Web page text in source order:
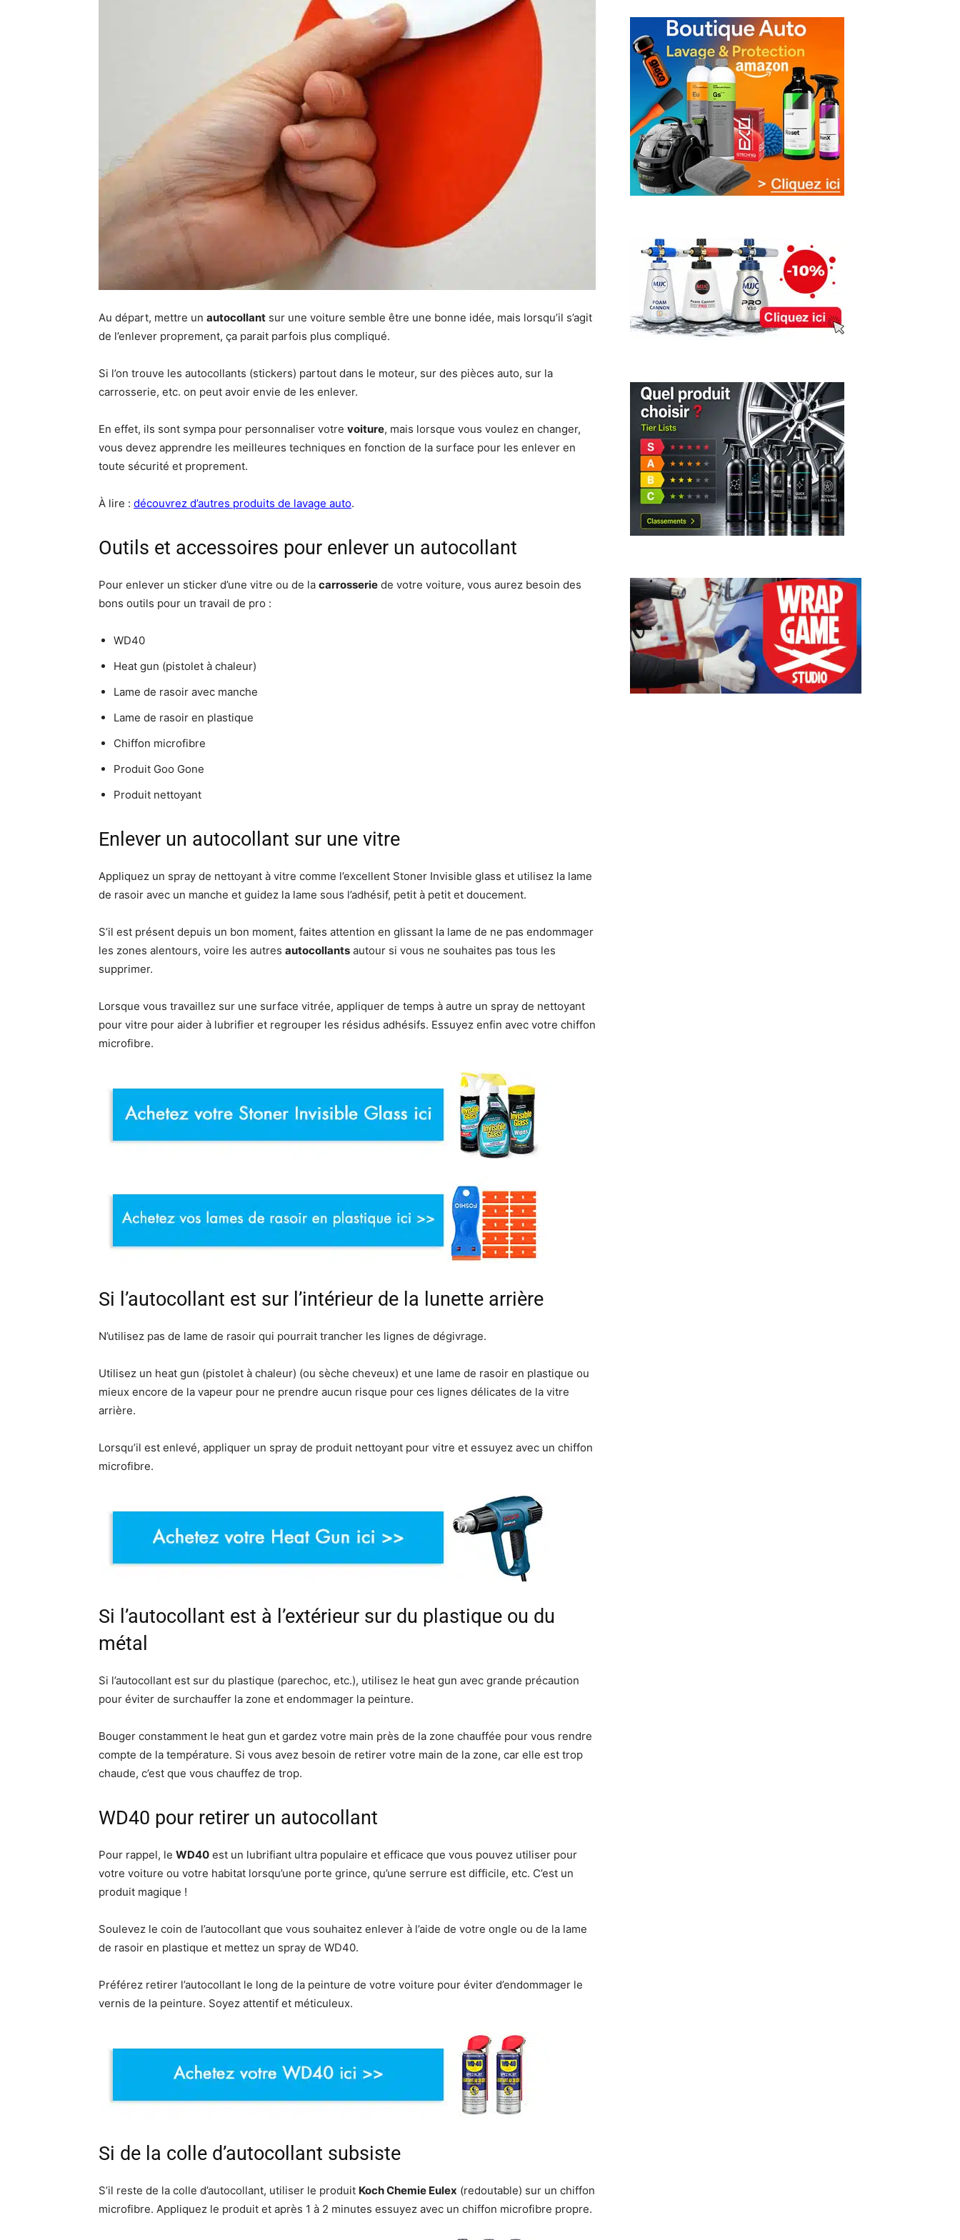
Au départ, mettre un autocollant sur une voiture semble être une bonne idée, mais lorsqu’il s’agit
de l’enlever proprement, ça parait parfois plus compliqué.
Si l’on trouve les autocollants (stickers) partout dans le moteur, sur des pièces auto, sur la
carrosserie, etc. on peut avoir envie de les enlever.
En effet, ils sont sympa pour personnaliser votre voiture, mais lorsque vous voulez en changer,
vous devez apprendre les meilleures techniques en fonction de la surface pour les enlever en
toute sécurité et proprement.
À lire : découvrez d’autres produits de lavage auto.
Outils et accessoires pour enlever un autocollant
Pour enlever un sticker d’une vitre ou de la carrosserie de votre voiture, vous aurez besoin des
bons outils pour un travail de pro :
WD40
Heat gun (pistolet à chaleur)
Lame de rasoir avec manche
Lame de rasoir en plastique
Chiffon microfibre
Produit Goo Gone
Produit nettoyant
Enlever un autocollant sur une vitre
Appliquez un spray de nettoyant à vitre comme l’excellent Stoner Invisible glass et utilisez la lame
de rasoir avec un manche et guidez la lame sous l’adhésif, petit à petit et doucement.
S’il est présent depuis un bon moment, faites attention en glissant la lame de ne pas endommager
les zones alentours, voire les autres autocollants autour si vous ne souhaites pas tous les
supprimer.
Lorsque vous travaillez sur une surface vitrée, appliquer de temps à autre un spray de nettoyant
pour vitre pour aider à lubrifier et regrouper les résidus adhésifs. Essuyez enfin avec votre chiffon
microfibre.
Si l’autocollant est sur l’intérieur de la lunette arrière
N’utilisez pas de lame de rasoir qui pourrait trancher les lignes de dégivrage.
Utilisez un heat gun (pistolet à chaleur) (ou sèche cheveux) et une lame de rasoir en plastique ou
mieux encore de la vapeur pour ne prendre aucun risque pour ces lignes délicates de la vitre
arrière.
Lorsqu’il est enlevé, appliquer un spray de produit nettoyant pour vitre et essuyez avec un chiffon
microfibre.
Si l’autocollant est à l’extérieur sur du plastique ou du
métal
Si l’autocollant est sur du plastique (parechoc, etc.), utilisez le heat gun avec grande précaution
pour éviter de surchauffer la zone et endommager la peinture.
Bouger constamment le heat gun et gardez votre main près de la zone chauffée pour vous rendre
compte de la température. Si vous avez besoin de retirer votre main de la zone, car elle est trop
chaude, c’est que vous chauffez de trop.
WD40 pour retirer un autocollant
Pour rappel, le WD40 est un lubrifiant ultra populaire et efficace que vous pouvez utiliser pour
votre voiture ou votre habitat lorsqu’une porte grince, qu’une serrure est difficile, etc. C’est un
produit magique !
Soulevez le coin de l’autocollant que vous souhaitez enlever à l’aide de votre ongle ou de la lame
de rasoir en plastique et mettez un spray de WD40.
Préférez retirer l’autocollant le long de la peinture de votre voiture pour éviter d’endommager le
vernis de la peinture. Soyez attentif et méticuleux.
Si de la colle d’autocollant subsiste
S’il reste de la colle d’autocollant, utiliser le produit Koch Chemie Eulex (redoutable) sur un chiffon
microfibre. Appliquez le produit et après 1 à 2 minutes essuyez avec un chiffon microfibre propre.